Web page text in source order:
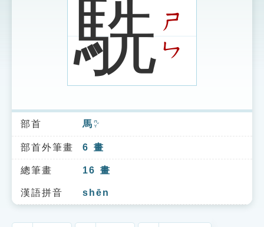
索引選單
知識索引
單字索引
生命大百科索引
駪ㄕ
ㄣ
部首 馬 ㄇㄚˇ
部首外筆畫 6 畫
總筆畫 16 畫
漢語拼音 shēn